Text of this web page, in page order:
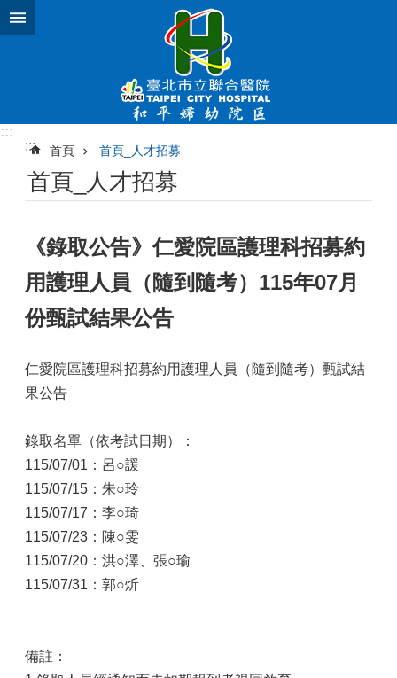
跳到主要內容區塊
:::
:::
首頁 首頁_人才招募
首頁_人才招募
《錄取公告》仁愛院區護理科招募約
用護理人員（隨到隨考）115年07月
份甄試結果公告
仁愛院區護理科招募約用護理人員（隨到隨考）甄試結
果公告
錄取名單（依考試日期）：
115/07/01：呂○諼
115/07/15：朱○玲
115/07/17：李○琦
115/07/23：陳○雯
115/07/20：洪○澤、張○瑜
115/07/31：郭○炘
備註：